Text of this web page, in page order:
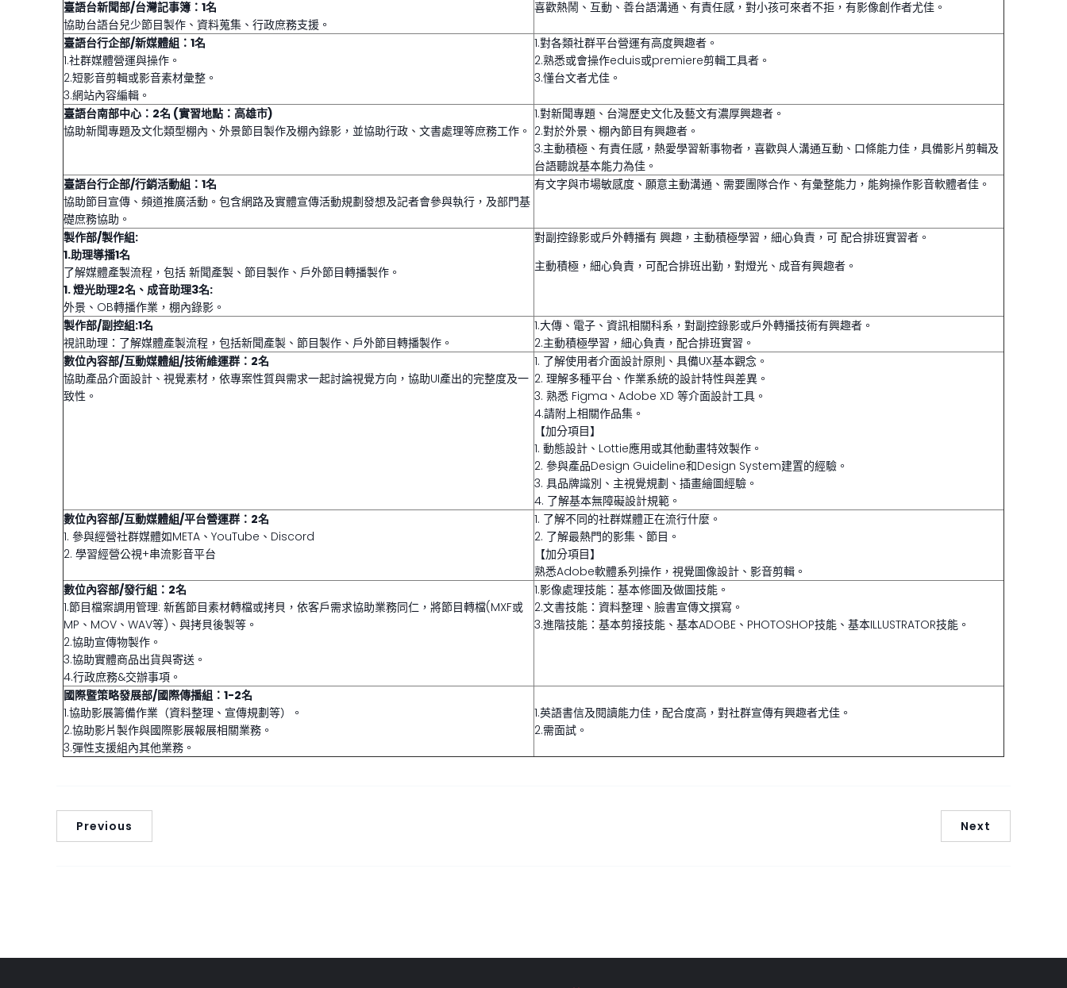
臺語台新聞部/台灣記事簿：1名
協助台語台兒少節目製作、資料蒐集、行政庶務支援。
喜歡熱鬧、互動、善台語溝通、有責任感，對小孩可來者不拒，有影像創作者尤佳。
臺語台行企部/新媒體組：1名
1.社群媒體營運與操作。
2.短影音剪輯或影音素材彙整。
3.網站內容編輯。
1.對各類社群平台營運有高度興趣者。
2.熟悉或會操作eduis或premiere剪輯工具者。
3.懂台文者尤佳。
臺語台南部中心：2名 (實習地點：高雄市)
協助新聞專題及文化類型棚內、外景節目製作及棚內錄影，並協助行政、文書處理等庶務工作。
1.對新聞專題、台灣歷史文化及藝文有濃厚興趣者。
2.對於外景、棚內節目有興趣者。
3.主動積極、有責任感，熱愛學習新事物者，喜歡與人溝通互動、口條能力佳，具備影片剪輯及
台語聽說基本能力為佳。
臺語台行企部/行銷活動組：1名
協助節目宣傳、頻道推廣活動。包含網路及實體宣傳活動規劃發想及記者會參與執行，及部門基
礎庶務協助。
有文字與市場敏感度、願意主動溝通、需要團隊合作、有彙整能力，能夠操作影音軟體者佳。
製作部/製作組:
1.助理導播1名
了解媒體產製流程，包括 新聞產製、節目製作、戶外節目轉播製作。
1. 燈光助理2名、成音助理3名:
外景、OB轉播作業，棚內錄影。
對副控錄影或戶外轉播有 興趣，主動積極學習，細心負責，可 配合排班實習者。
主動積極，細心負責，可配合排班出勤，對燈光、成音有興趣者。
製作部/副控組:1名
視訊助理：了解媒體產製流程，包括新聞產製、節目製作、戶外節目轉播製作。
1.大傳、電子、資訊相關科系，對副控錄影或戶外轉播技術有興趣者。
2.主動積極學習，細心負責，配合排班實習。
數位內容部/互動媒體組/技術維運群：2名
協助產品介面設計、視覺素材，依專案性質與需求一起討論視覺方向，協助UI產出的完整度及一
致性。
1. 了解使用者介面設計原則、具備UX基本觀念。
2. 理解多種平台、作業系統的設計特性與差異。
3. 熟悉 Figma、Adobe XD 等介面設計工具。
4.請附上相關作品集。
【加分項目】
1. 動態設計、Lottie應用或其他動畫特效製作。
2. 參與產品Design Guideline和Design System建置的經驗。
3. 具品牌識別、主視覺規劃、插畫繪圖經驗。
4. 了解基本無障礙設計規範。
數位內容部/互動媒體組/平台營運群：2名
1. 參與經營社群媒體如META、YouTube、Discord
2. 學習經營公視+串流影音平台
1. 了解不同的社群媒體正在流行什麼。
2. 了解最熱門的影集、節目。
【加分項目】
熟悉Adobe軟體系列操作，視覺圖像設計、影音剪輯。
數位內容部/發行組：2名
1.節目檔案調用管理: 新舊節目素材轉檔或拷貝，依客戶需求協助業務同仁，將節目轉檔(MXF或
MP、MOV、WAV等)、與拷貝後製等。
2.協助宣傳物製作。
3.協助實體商品出貨與寄送。
4.行政庶務&交辦事項。
1.影像處理技能：基本修圖及做圖技能。
2.文書技能：資料整理、臉書宣傳文撰寫。
3.進階技能：基本剪接技能、基本ADOBE、PHOTOSHOP技能、基本ILLUSTRATOR技能。
國際暨策略發展部/國際傳播組：1-2名
1.協助影展籌備作業（資料整理、宣傳規劃等）。
2.協助影片製作與國際影展報展相關業務。
3.彈性支援組內其他業務。
1.英語書信及閱讀能力佳，配合度高，對社群宣傳有興趣者尤佳。
2.需面試。
Previous Next